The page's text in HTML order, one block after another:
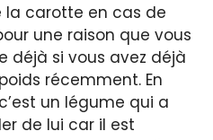
la carotte en cas de
une raison que vous
déjà si vous avez déjà
récemment. En
un légume qui a
de lui car il est